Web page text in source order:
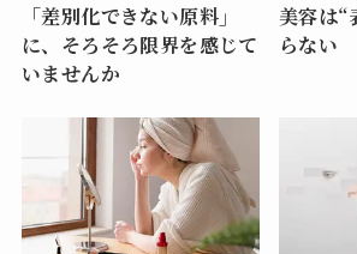
「差別化できない原料」
に、そろそろ限界を感じて
いませんか
美容は“
らない